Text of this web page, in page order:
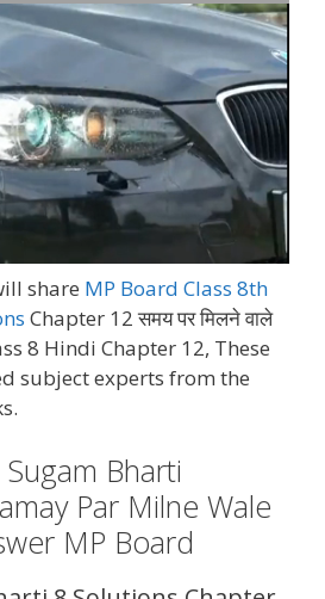
share MP Board Class 8th
Chapter 12 समय पर मिलने वाले
8 Hindi Chapter 12, These
subject experts from the
Bharti
Par Milne Wale
MP Board